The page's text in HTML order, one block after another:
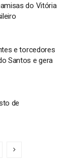
do Vitória
e torcedores
Santos e gera
de